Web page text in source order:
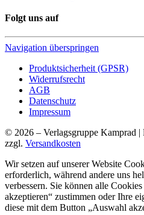
Folgt uns auf
Navigation überspringen
Produktsicherheit (GPSR)
Widerrufsrecht
AGB
Datenschutz
Impressum
© 2026 – Verlagsgruppe Kamprad
zzgl. Versandkosten
Wir setzen auf unserer Website
erforderlich, während andere uns
verbessern. Sie können alle
akzeptieren“ zustimmen oder Ihre
diese mit dem Button „Auswahl